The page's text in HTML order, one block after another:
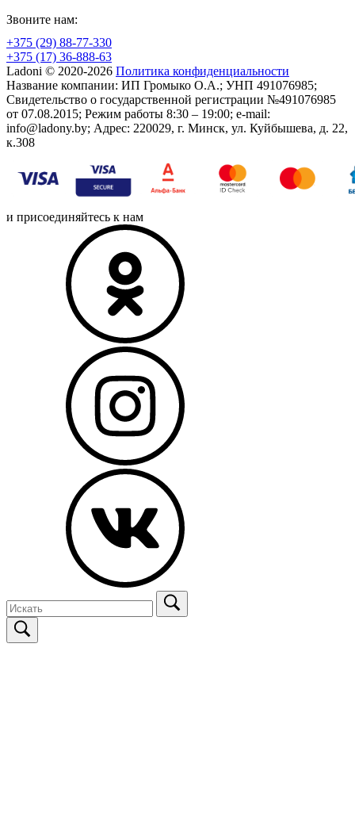
Звоните нам:
+375 (29) 88-77-330
+375 (17) 36-888-63
Ladoni © 2020-2026 Политика конфиденциальности
Название компании: ИП Громыко О.А.; УНП 491076985;
Свидетельство о государственной регистрации №491076985
от 07.08.2015; Режим работы 8:30 – 19:00; e-mail:
info@ladony.by; Адрес: 220029, г. Минск, ул. Куйбышева, д. 22,
к.308
и присоединяйтесь к нам